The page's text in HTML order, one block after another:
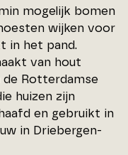
mogelijk bomen
wijken voor
in het pand.
van hout
Rotterdamse
huizen zijn
en gebruikt in
in Driebergen-